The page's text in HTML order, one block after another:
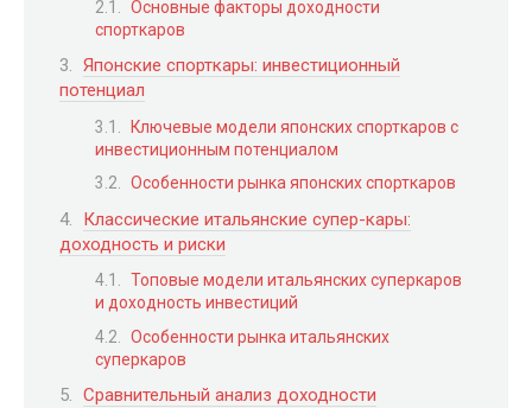
Основные факторы доходности
спорткаров
Японские спорткары: инвестиционный
потенциал
Ключевые модели японских спорткаров с
инвестиционным потенциалом
Особенности рынка японских спорткаров
Классические итальянские супер-кары:
доходность и риски
Топовые модели итальянских суперкаров
и доходность инвестиций
Особенности рынка итальянских
суперкаров
Сравнительный анализ доходности